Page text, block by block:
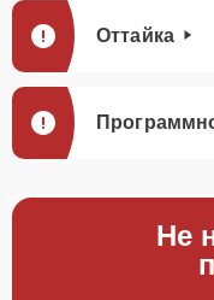
Оттайка
Не